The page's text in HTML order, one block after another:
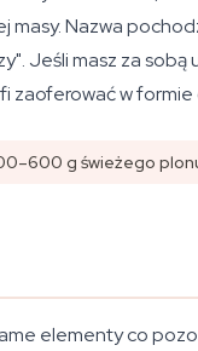
masy. Nazwa
Jeśli masz za
zaoferować w formie
g świeżego
elementy co